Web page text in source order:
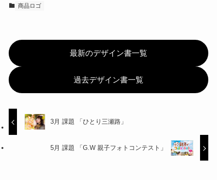
商品ロゴ
最新のデザイン書一覧
過去デザイン書一覧
3月 課題 「ひとり三瀬路」
5月 課題 「G.W 親子フォトコンテスト」